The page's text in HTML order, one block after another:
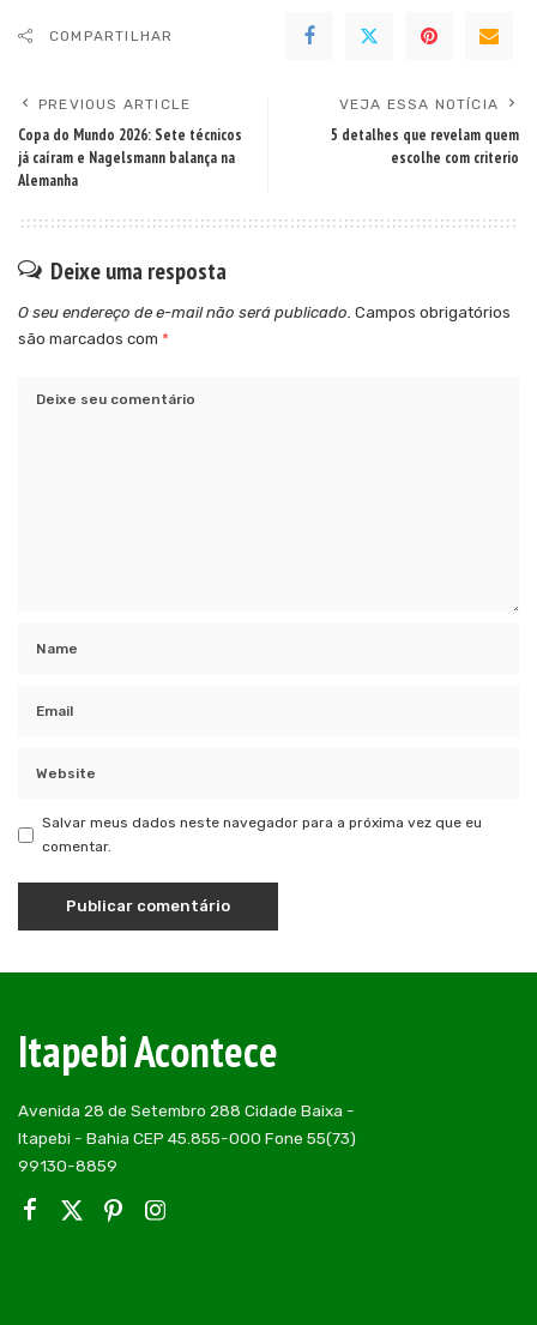
COMPARTILHAR
PREVIOUS ARTICLE
Copa do Mundo 2026: Sete técnicos
já caíram e Nagelsmann balança na
Alemanha
VEJA ESSA NOTÍCIA
5 detalhes que revelam quem
escolhe com criterio
Deixe uma resposta
O seu endereço de e-mail não será publicado. Campos obrigatórios
são marcados com *
Salvar meus dados neste navegador para a próxima vez que eu
comentar.
Itapebi Acontece
Avenida 28 de Setembro 288 Cidade Baixa -
Itapebi - Bahia CEP 45.855-000 Fone 55(73)
99130-8859